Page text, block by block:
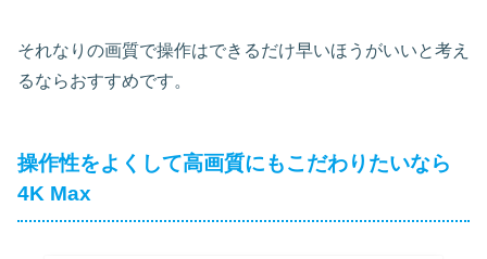
それなりの画質で操作はできるだけ早いほうがいいと考え
るならおすすめです。
操作性をよくして高画質にもこだわりたいなら
4K Max